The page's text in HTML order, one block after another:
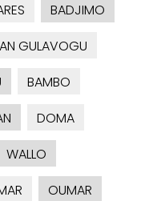
BADJIMO
GULAVOGU
BAMBO
DOMA
WALLO
OUMAR